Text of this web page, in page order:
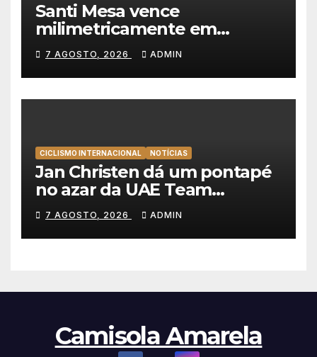
Santi Mesa vence
milimetricamente em
Albufeira, Rui Oliveira
mantém a amarela da Volta a
Portugal
7 AGOSTO, 2026 ADMIN
CICLISMO INTERNACIONAL NOTÍCIAS
Jan Christen dá um pontapé
no azar da UAE Team
Emirates e vence na Volta a
Polónia
7 AGOSTO, 2026 ADMIN
Camisola Amarela